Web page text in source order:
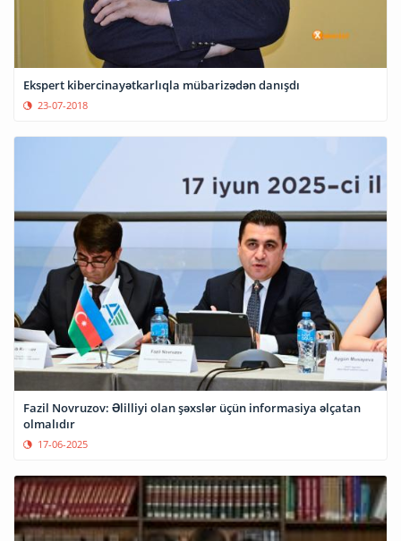
Ekspert kibercinayətkarlıqla mübarizədən danışdı
23-07-2018
Fazil Novruzov: Əlilliyi olan şəxslər üçün informasiya əlçatan
olmalıdır
17-06-2025